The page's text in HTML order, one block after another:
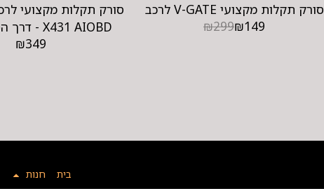
סורק תקלות מקצועי V-GATE לרכב
₪299₪149
X431 AIOBD - דרך הסמארטפון
₪349
בית חנות